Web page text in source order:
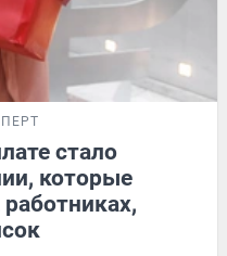
стало
которые